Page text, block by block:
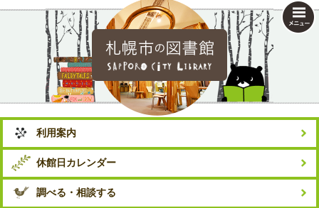
利用案内
休館日カレンダー
調べる・相談する